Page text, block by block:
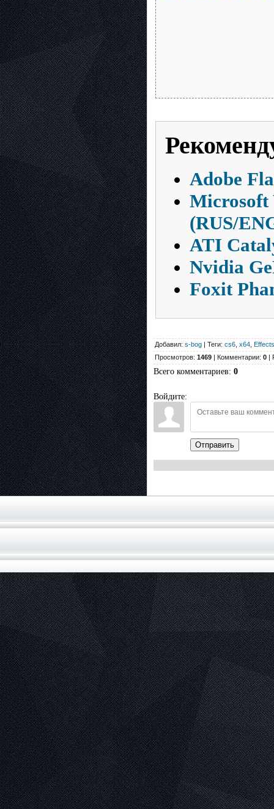
Adobe
Microsoft
(RUS/
ATI
Nvidia
Foxit
Добавил: s-bog | Теги: cs6 x64 Effects
Просмотров: 1469 | Комментарии: 0 |
Всего комментариев: 0
Войдите:
Отправить